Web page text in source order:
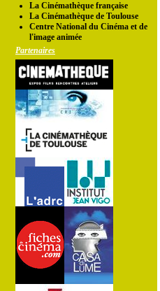
La Cinémathèque française
La Cinémathèque de Toulouse
Centre National du Cinéma et de
l'image animée
Partenaires